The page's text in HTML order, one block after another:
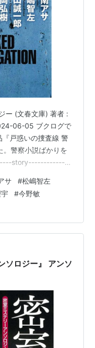
ー (文春文庫) 著者 :
06-05 ブクログで
『戸惑いの捜査線 警
。警察小説ばかりを
-----story-------------
若き警官が追う連
３０年前に解決し
駐在所勤務を希望
多刺し死体遺棄事
武官の追…
サ #松嶋智左
#今野敏
ソロジー』 アンソ